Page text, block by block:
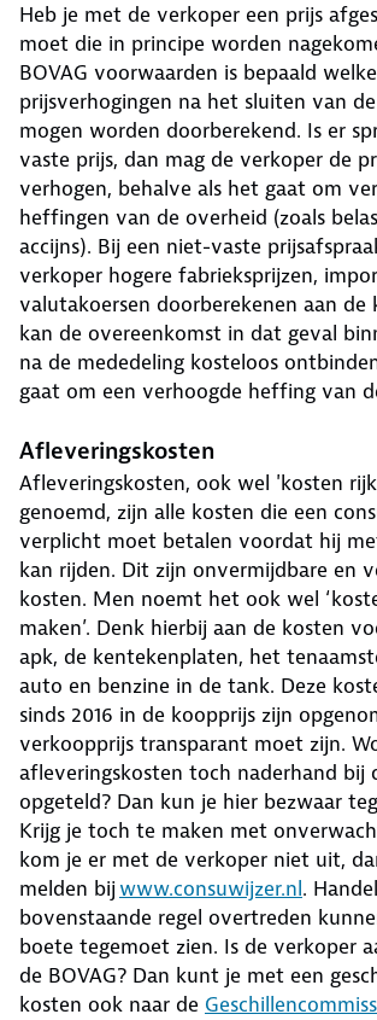
Heb je met de verkoper een prijs
moet die in principe worden
BOVAG voorwaarden is bepaald welke
prijsverhogingen na het sluiten van
mogen worden doorberekend. Is er
vaste prijs, dan mag de verkoper de
verhogen, behalve als het gaat om
heffingen van de overheid (zoals
accijns). Bij een niet-vaste
verkoper hogere fabrieksprijzen,
valutakoersen doorberekenen aan de
kan de overeenkomst in dat geval
na de mededeling kosteloos
gaat om een verhoogde heffing van
Afleveringskosten
Afleveringskosten, ook wel 'kosten
genoemd, zijn alle kosten die een
verplicht moet betalen voordat hij
kan rijden. Dit zijn onvermijdbare en
kosten. Men noemt het ook wel
maken’. Denk hierbij aan de kosten
apk, de kentekenplaten, het
auto en benzine in de tank. Deze
sinds 2016 in de koopprijs zijn
verkoopprijs transparant moet zijn.
afleveringskosten toch naderhand bij
opgeteld? Dan kun je hier bezwaar
Krijg je toch te maken met
kom je er met de verkoper niet uit,
melden bij www.consuwijzer.nl.
bovenstaande regel overtreden
boete tegemoet zien. Is de verkoper
de BOVAG? Dan kunt je met een
kosten ook naar de